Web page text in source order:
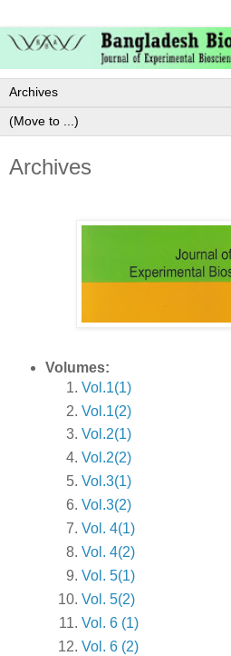
Archives
Volumes:
Vol.1(1)
Vol.1(2)
Vol.2(1)
Vol.2(2)
Vol.3(1)
Vol.3(2)
Vol. 4(1)
Vol. 4(2)
Vol. 5(1)
Vol. 5(2)
Vol. 6 (1)
Vol. 6 (2)